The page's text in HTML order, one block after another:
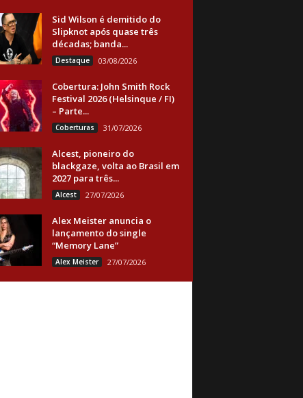
Sid Wilson é demitido do
Slipknot após quase três
décadas; banda...
Destaque 03/08/2026
Cobertura: John Smith Rock
Festival 2026 (Helsinque / FI)
– Parte...
Coberturas 31/07/2026
Alcest, pioneiro do
blackgaze, volta ao Brasil em
2027 para três...
Alcest 27/07/2026
Alex Meister anuncia o
lançamento do single
“Memory Lane”
Alex Meister 27/07/2026